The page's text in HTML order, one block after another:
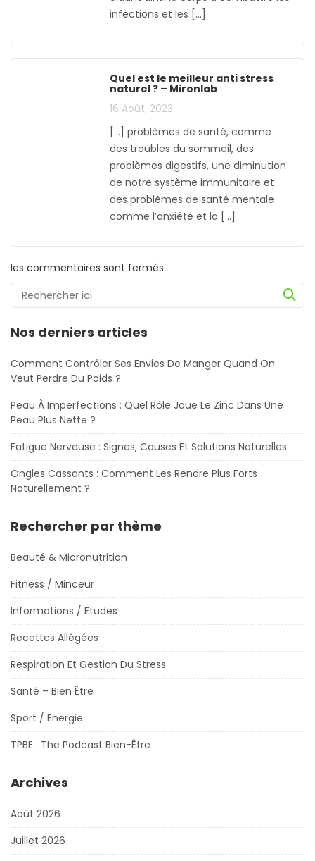
infections et les […]
Quel est le meilleur anti stress
naturel ? – Mironlab
16 Août, 2023
[…] problèmes de santé, comme
des troubles du sommeil, des
problèmes digestifs, une diminution
de notre système immunitaire et
des problèmes de santé mentale
comme l’anxiété et la […]
les commentaires sont fermés
Nos derniers articles
Comment Contrôler Ses Envies De Manger Quand On
Veut Perdre Du Poids ?
Peau À Imperfections : Quel Rôle Joue Le Zinc Dans Une
Peau Plus Nette ?
Fatigue Nerveuse : Signes, Causes Et Solutions Naturelles
Ongles Cassants : Comment Les Rendre Plus Forts
Naturellement ?
Rechercher par thème
Beauté & Micronutrition
Fitness / Minceur
Informations / Etudes
Recettes Allégées
Respiration Et Gestion Du Stress
Santé – Bien Être
Sport / Energie
TPBE : The Podcast Bien-Être
Archives
Août 2026
Juillet 2026